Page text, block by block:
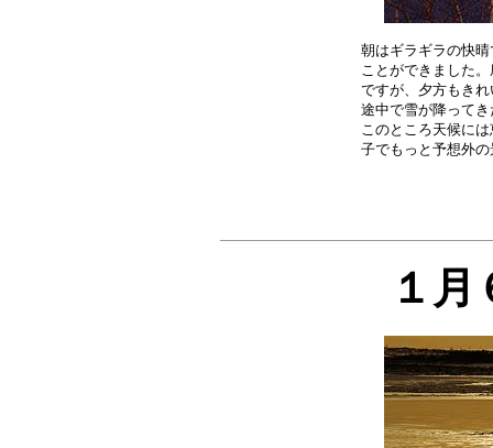
朝はギラギラの快
ことができました
ですが、夕方もき
途中で雪が降って
このところ天候に
１